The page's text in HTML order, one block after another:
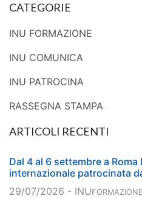
CATEGORIE
INU FORMAZIONE
INU COMUNICA
INU PATROCINA
RASSEGNA STAMPA
ARTICOLI RECENTI
Dal 4 al 6 settembre a Roma
internazionale patrocinata
29/07/2026 - INUFORMAZIONE